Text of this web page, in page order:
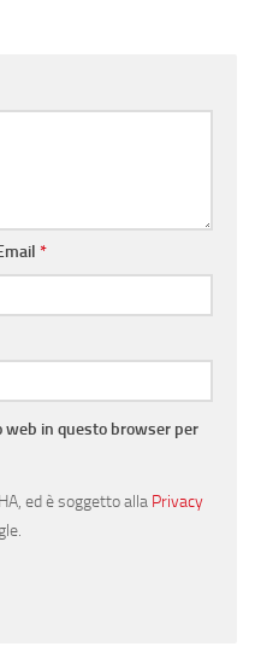
*
web in questo browser per
ed è soggetto alla Privacy